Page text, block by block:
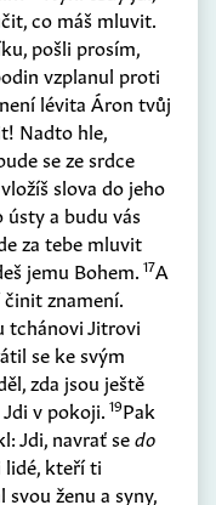
co máš mluvit.
pošli prosím,
vzplanul proti
lévita Áron tvůj
Nadto hle,
se ze srdce
slova do jeho
ústy a budu vás
za tebe mluvit
jemu Bohem. 17A
znamení.
tchánovi Jitrovi
se ke svým
zda jsou ještě
v pokoji. 19Pak
Jdi, navrať sedo
kteří ti
svou ženu a syny,